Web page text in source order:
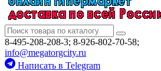
8-495-208-208-3; 8-926-802-70-58;
info@megatorgcity.ru
Написать в Telegram